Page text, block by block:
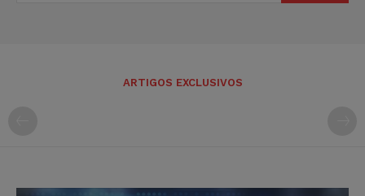
ARTIGOS EXCLUSIVOS